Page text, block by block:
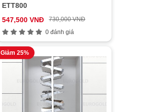
ETT800
547,500 VNĐ
730,000 VNĐ
0 đánh giá
Giảm 25%